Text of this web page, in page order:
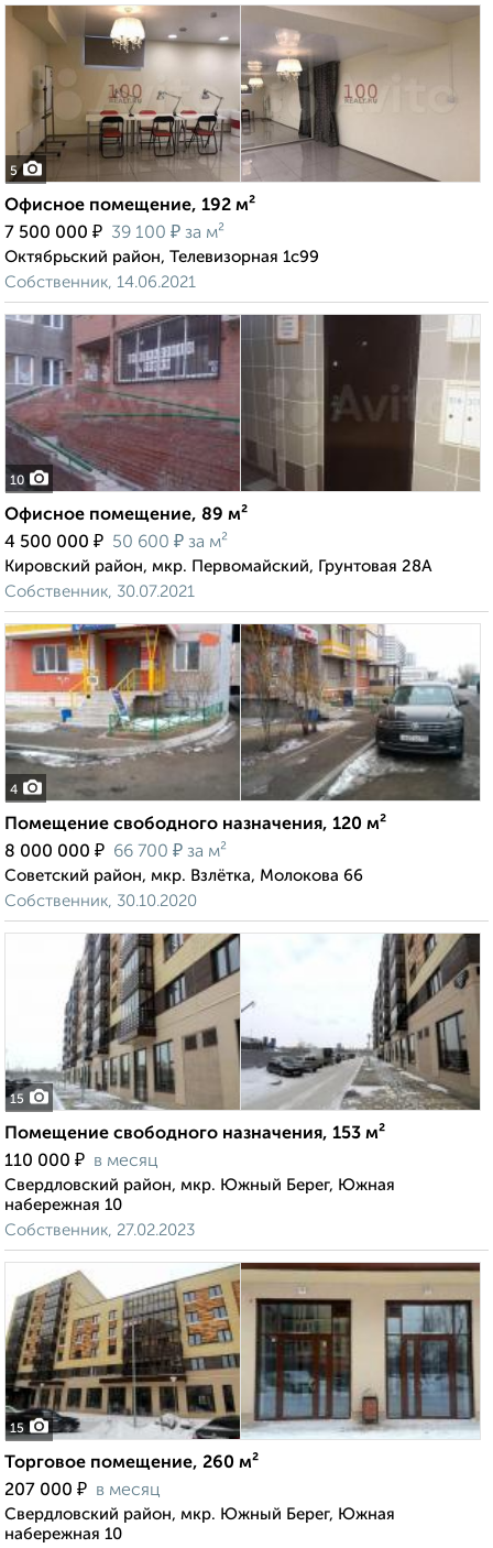
5
Офисное помещение, 192 м²
7 500 000 ₽ 39 100 ₽ за м²
Октябрьский район, Телевизорная 1с99
Собственник, 14.06.2021
10
Офисное помещение, 89 м²
4 500 000 ₽ 50 600 ₽ за м²
Кировский район, мкр. Первомайский, Грунтовая 28А
Собственник, 30.07.2021
4
Помещение свободного назначения, 120 м²
8 000 000 ₽ 66 700 ₽ за м²
Советский район, мкр. Взлётка, Молокова 66
Собственник, 30.10.2020
15
Помещение свободного назначения, 153 м²
110 000 ₽ в месяц
Свердловский район, мкр. Южный Берег, Южная
набережная 10
Собственник, 27.02.2023
15
Торговое помещение, 260 м²
207 000 ₽ в месяц
Свердловский район, мкр. Южный Берег, Южная
набережная 10